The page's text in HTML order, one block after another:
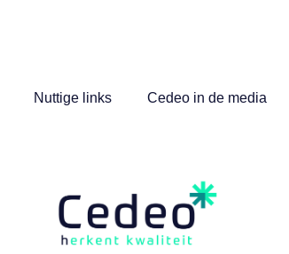
Nuttige links Cedeo in de media